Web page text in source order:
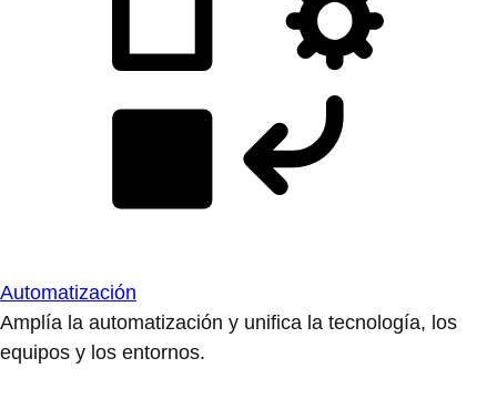
Automatización
Amplía la automatización y unifica la tecnología, los
equipos y los entornos.